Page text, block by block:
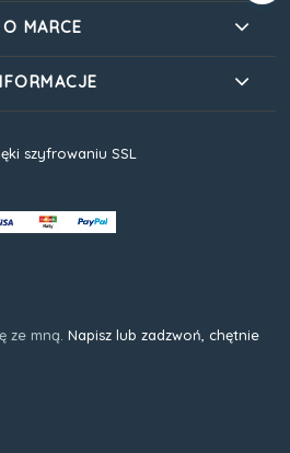
O MARCE
szyfrowaniu SSL
ze mną. Napisz lub zadzwoń, chętnie